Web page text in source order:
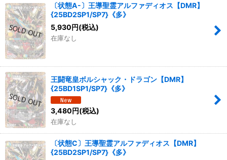
〔状態A-〕王導聖霊アルファディオス【DMR】
{25BD2SP1/SP7}《多》
5,930円(税込)
在庫なし
王闘竜皇ボルシャック・ドラゴン【DMR】
{25BD1SP1/SP7}《多》
3,480円(税込)
在庫なし
〔状態C〕王導聖霊アルファディオス【DMR】
{25BD2SP1/SP7}《多》